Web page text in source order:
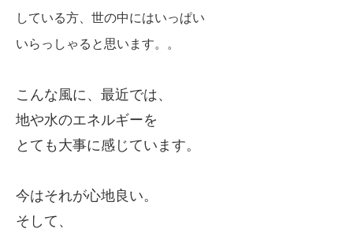
している方、 世の中にはいっぱい
いらっしゃると思います。。
こんな風に、 最近では、
地や水のエネルギーを
とても大事に感じています。
今はそれが心地良い。
そして、